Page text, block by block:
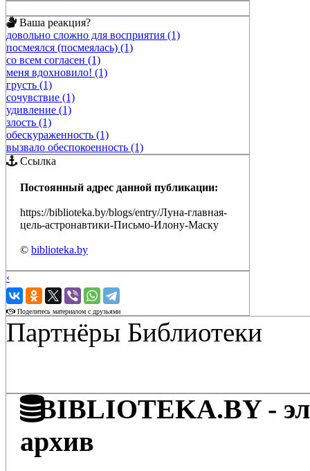
Ваша реакция?
довольно сложно для восприятия (1)
посмеялся (посмеялась) (1)
со всем согласен (1)
меня вдохновило! (1)
грусть (1)
сочувствие (1)
удивление (1)
злость (1)
обескураженность (1)
вызвало обеспокоенность (1)
Ссылка
Постоянный адрес данной публикации:
https://biblioteka.by/blogs/entry/Луна-главная-
цель-астронавтики-Письмо-Илону-Маску
© biblioteka.by
‹
›
Поделитесь материалом с друзьями
Партнёры Библиотеки
BIBLIOTEKA.BY -
архив